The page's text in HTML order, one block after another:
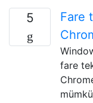
5
Fare
fare